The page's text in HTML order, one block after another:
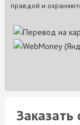
правдой и
Заказать